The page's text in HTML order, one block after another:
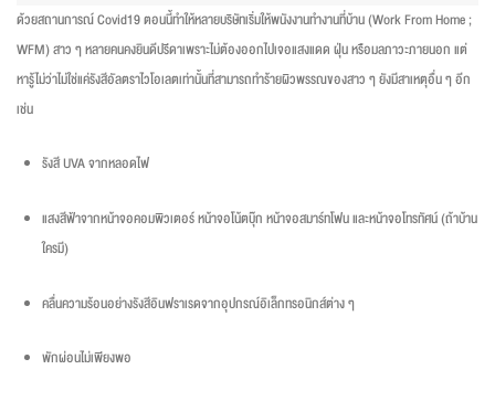
ด้วยสถานการณ์ Covid19 ตอนนี้ทำให้หลายบริษัทเริ่มให้พนังงานทำงานที่บ้าน (Work From Home ;
WFM) สาว ๆ หลายคนคงยินดีปรีดาเพราะไม่ต้องออกไปเจอแสงแดด ฝุ่น หรือมลภาวะภายนอก แต่
หารู้ไม่ว่าไม่ใช่แค่รังสีอัลตราไวโอเลตเท่านั้นที่สามารถทำร้ายผิวพรรณของสาว ๆ ยังมีสาเหตุอื่น ๆ อีก
เช่น
รังสี UVA จากหลอดไฟ
แสงสีฟ้าจากหน้าจอคอมพิวเตอร์ หน้าจอโน้ตบุ๊ก หน้าจอสมาร์ทโฟน และหน้าจอโทรทัศน์ (ถ้าบ้าน
ใครมี)
คลื่นความร้อนอย่างรังสีอินฟราเรดจากอุปกรณ์อิเล็กทรอนิกส์ต่าง ๆ
พักผ่อนไม่เพียงพอ